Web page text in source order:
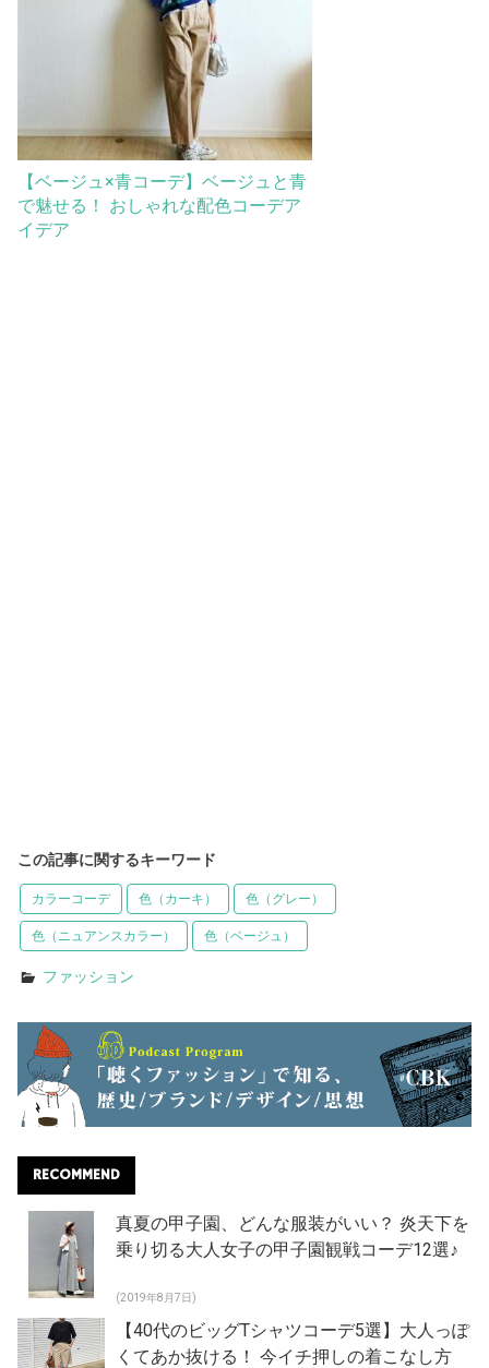
【ベージュ×青コーデ】ベージュと青
で魅せる！ おしゃれな配色コーデア
イデア
この記事に関するキーワード
カラーコーデ 色（カーキ） 色（グレー）
色（ニュアンスカラー） 色（ベージュ）
ファッション
RECOMMEND
真夏の甲子園、どんな服装がいい？ 炎天下を
乗り切る大人女子の甲子園観戦コーデ12選♪
(2019年8月7日)
【40代のビッグTシャツコーデ5選】大人っぽ
くてあか抜ける！ 今イチ押しの着こなし方